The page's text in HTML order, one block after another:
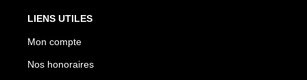
LIENS UTILES
Mon compte
Nos honoraires